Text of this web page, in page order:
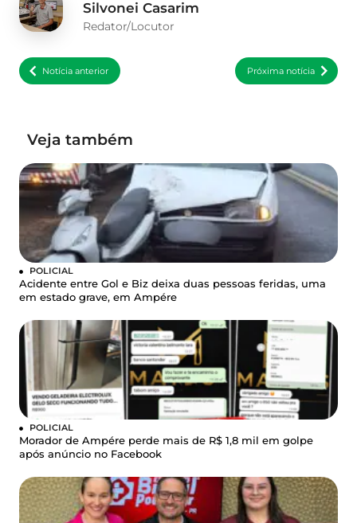
Silvonei Casarim
Redator/Locutor
Notícia anterior Próxima notícia
Veja também
POLICIAL
Acidente entre Gol e Biz deixa duas pessoas feridas, uma
em estado grave, em Ampére
POLICIAL
Morador de Ampére perde mais de R$ 1,8 mil em golpe
após anúncio no Facebook